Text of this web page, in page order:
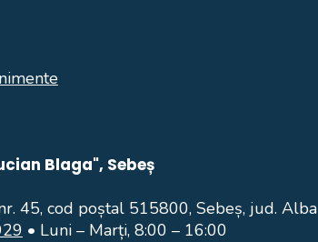
Blaga", Sebeș
45, cod poștal 515800, Sebeș, jud. Alba
• Luni – Marți, 8:00 – 16:00